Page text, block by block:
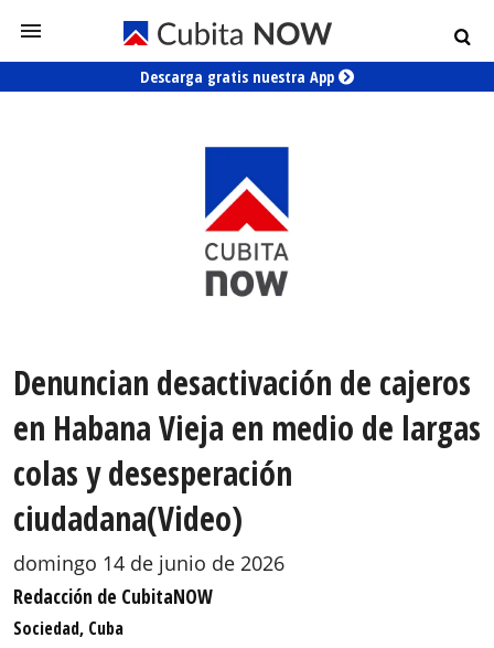
Descarga gratis nuestra App
Denuncian desactivación de cajeros
en Habana Vieja en medio de largas
colas y desesperación
ciudadana(Video)
domingo 14 de junio de 2026
Redacción de CubitaNOW
Sociedad, Cuba